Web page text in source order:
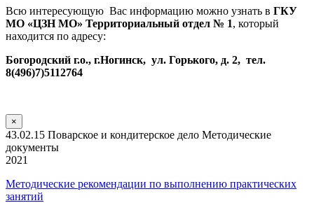
Всю интересующую Вас информацию можно узнать в ГКУ
МО «ЦЗН МО» Территориальный отдел № 1, который
находится по адресу:
Богородский г.о., г.Ногинск, ул. Горького, д. 2, тел.
8(496)7)5112764
×
43.02.15 Поварское и кондитерское дело Методические
документы
2021
Методические рекомендации по выполнению практических
занятий